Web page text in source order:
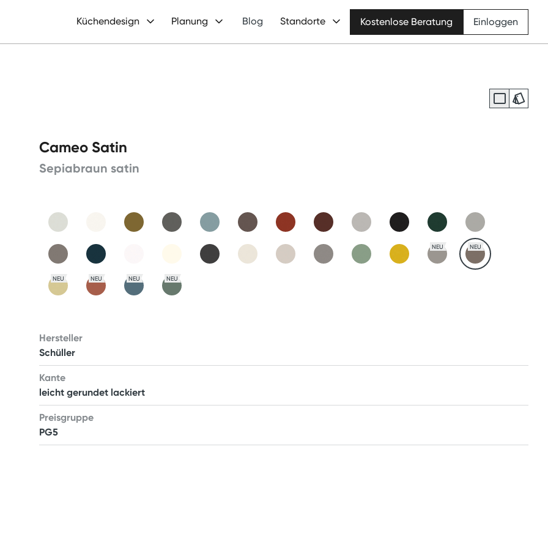
Küchendesign Planung Blog Standorte Kostenlose Beratung Einloggen
Cameo Satin
Sepiabraun satin
NEU NEU
NEU NEU NEU NEU
Hersteller
Schüller
Kante
leicht gerundet lackiert
Preisgruppe
PG5